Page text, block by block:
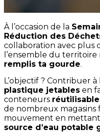
À l’occasion de la
Réduction des
collaboration avec plus
l’ensemble du
remplis ta gourde.
L’objectif ? Contribuer à
plastique jetables en
conteneurs
de nombreux magasins
mouvement en
source d’eau potable